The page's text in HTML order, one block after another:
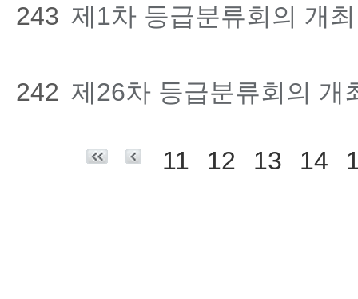
243 제1차 등급분류회의 개
242 제26차 등급분류회의 개
11 12 13 14